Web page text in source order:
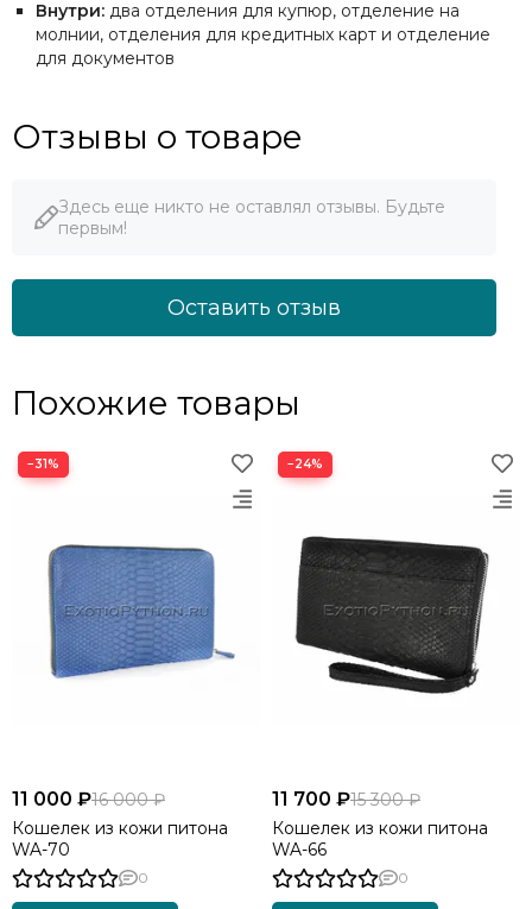
Внутри: два отделения для купюр, отделение на
молнии, отделения для кредитных карт и отделение
для документов
Отзывы о товаре
Здесь еще никто не оставлял отзывы. Будьте
первым!
Оставить отзыв
Похожие товары
−31%
11 000 ₽16 000 ₽
Кошелек из кожи питона
WA-70
0
−24%
11 700 ₽15 300 ₽
Кошелек из кожи питона
WA-66
0